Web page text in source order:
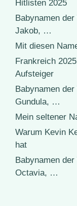
Hitlisten 2025
Babynamen
Jakob, …
Mit diesen
Frankreich
Aufsteiger
Babynamen
Gundula, …
Mein seltener
Warum Kevin
hat
Babynamen
Octavia, …